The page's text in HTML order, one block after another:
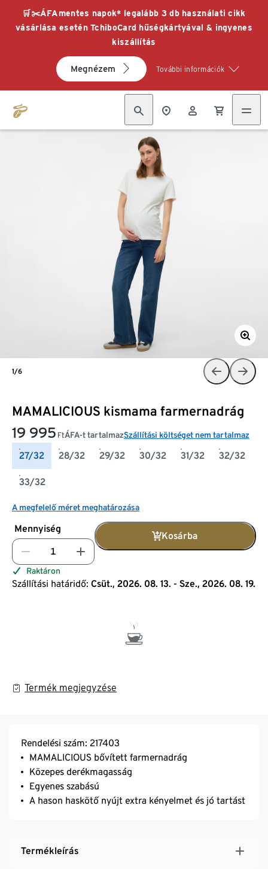
🛒✂️ÁFAmentes napok* legalább 3 db használati cikk
vásárlása esetén TchiboCard hűségkártyával & ingyenes
kiszállítás
Megnézem További információk
MAMALICIOUS kismama farmernadrág
19 995 FtÁFA-t tartalmazSzállítási költséget nem tartalmaz
27/32 28/32 29/32 30/32 31/32 32/32
33/32
A megfelelő méret meghatározása
Mennyiség
Kosárba
Raktáron
Szállítási határidő: Csüt., 2026. 08. 13. - Sze., 2026. 08. 19.
Termék megjegyzése
1/6
Rendelési szám: 217403
MAMALICIOUS bővített farmernadrág
Közepes derékmagasság
Egyenes szabású
A hason haskötő nyújt extra kényelmet és jó tartást
Termékleírás